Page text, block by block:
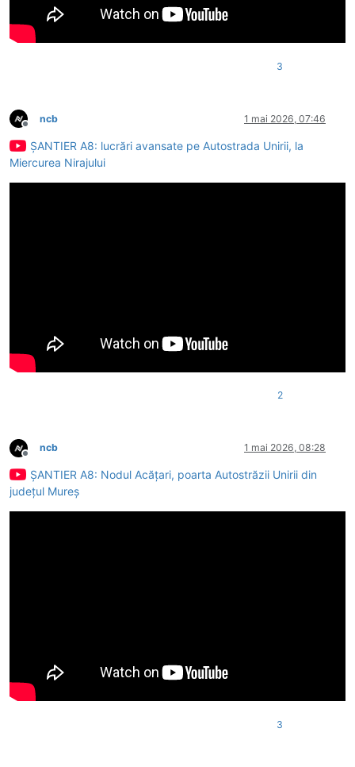
3
Deconectat
ncb 1 mai 2026, 07:46
ȘANTIER A8: lucrări avansate pe Autostrada Unirii, la
Miercurea Nirajului
2
Deconectat
ncb 1 mai 2026, 08:28
ȘANTIER A8: Nodul Acățari, poarta Autostrăzii Unirii din
județul Mureș
3